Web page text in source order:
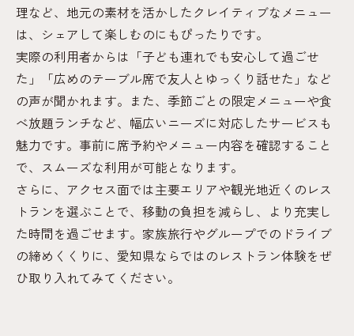
理など、地元の素材を活かしたクレイティブなメニュー
は、シェアして楽しむのにもぴったりです。
実際の利用者からは「子ども連れでも安心して過ごせ
た」「広めのテーブル席で友人とゆっくり話せた」など
の声が聞かれます。また、季節ごとの限定メニューや食
べ放題ランチなど、幅広いニーズに対応したサービスも
魅力です。事前に席予約やメニュー内容を確認すること
で、スムーズな利用が可能となります。
さらに、アクセス面では主要エリアや観光地近くのレス
トランを選ぶことで、移動の負担を減らし、より充実し
た時間を過ごせます。家族旅行やグループでのドライブ
の締めくくりに、愛知県ならではのレストラン体験をぜ
ひ取り入れてみてください。